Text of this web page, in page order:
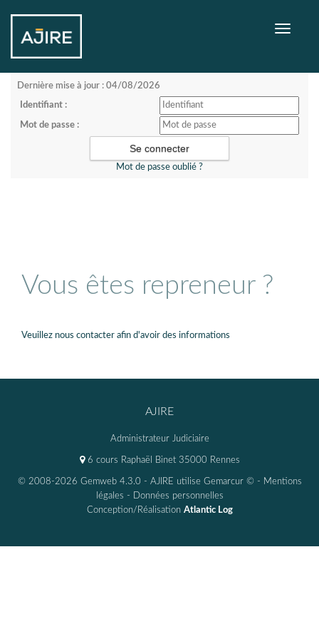
Toggle
Dernière mise à jour : 04/08/2026
Identifiant :
Mot de passe :
Mot de passe oublié ?
Vous êtes repreneur ?
Veuillez nous contacter afin d'avoir des informations
AJIRE
Administrateur Judiciaire
6 cours Raphaël Binet 35000 Rennes
© 2008-2026 Gemweb 4.3.0 - AJIRE utilise Gemarcur © - Mentions
légales - Données personnelles
Conception/Réalisation Atlantic Log